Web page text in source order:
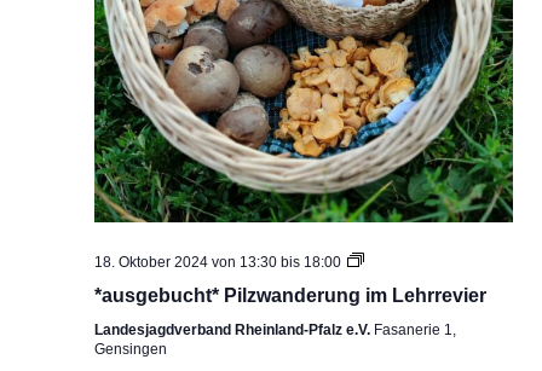
18. Oktober 2024 von 13:30 bis 18:00
Pilzwanderung
Lehrrevier
*ausgebucht* Pilzwanderung im Lehrrevier
Landesjagdverband Rheinland-Pfalz e.V. Fasanerie 1,
Gensingen